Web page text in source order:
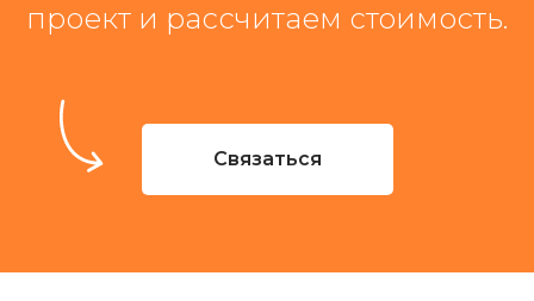
проект и рассчитаем стоимость.
Связаться